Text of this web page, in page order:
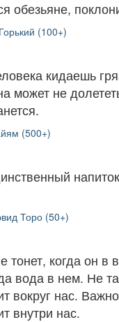
обезьяне,
(100+)
кидаешь
может не
(500+)
Торо (50+)
тонет, когда он в
вода в нем. Не
вокруг нас.
внутри нас.